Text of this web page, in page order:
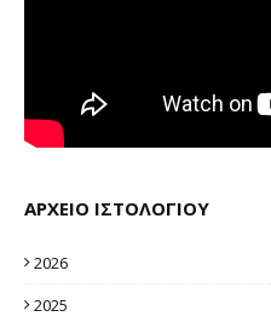
ΑΡΧΕΙΟ ΙΣΤΟΛΟΓΙΟΥ
2026
2025